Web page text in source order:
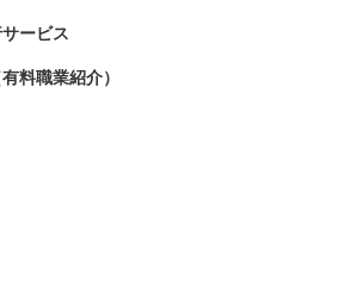
ービス
料職業紹介）